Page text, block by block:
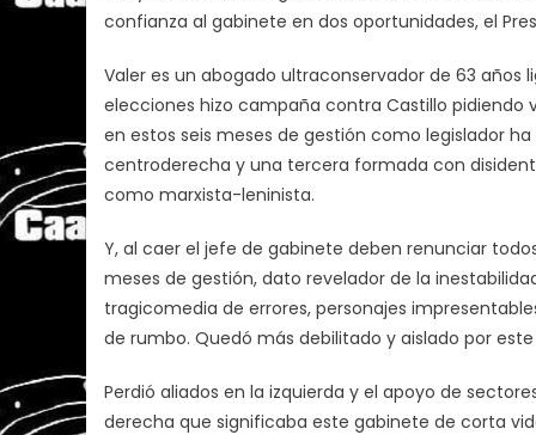
confianza al gabinete en dos oportunidades, el
Valer es un abogado ultraconservador de 63 años
elecciones hizo campaña contra Castillo pidiendo
en estos seis meses de gestión como legislador
centroderecha y una tercera formada con
como marxista-leninista.
Y, al caer el jefe de gabinete deben renunciar
meses de gestión, dato revelador de la
tragicomedia de errores, personajes
de rumbo. Quedó más debilitado y aislado por este
Perdió aliados en la izquierda y el apoyo de
derecha que significaba este gabinete de corta